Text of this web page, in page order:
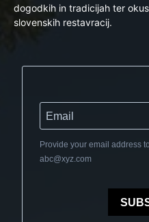
dogodkih in tradicijah ter
slovenskih restavracij.
Provide your email address
abc@xyz.com